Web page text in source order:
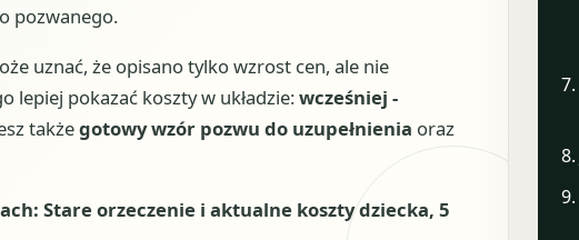
pozwanego.
uznać, że opisano tylko wzrost cen, ale nie
lepiej pokazać koszty w układzie:wcześniej -
takżegotowy wzór pozwu do uzupełnienia oraz
Stare orzeczenie i aktualne koszty dziecka, 5